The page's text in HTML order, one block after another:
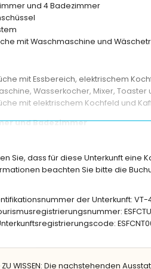
und 4 Badezimmer
mit Waschmaschine und
mit Essbereich, elektrischem
Wasserkocher, Mixer, Toaster
mit elektrischem Kochfeld und
und Badezimmer
mit Doppelbett
mit Doppelwaschbecken,
mit Waschbecken, Dusche und
mit Waschbecken
eingezäuntes Grundstück
Sie, dass für diese Unterkunft eine
beachten Sie bitte die
der Unterkunft: VT-
ZU WISSEN: Die nachstehenden